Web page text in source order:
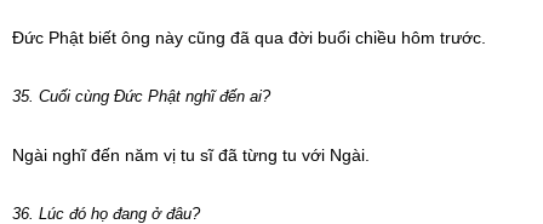
Đức Phật biết ông này cũng đã qua đời buổi chiều hôm trước.
35. Cuối cùng Đức Phật nghĩ đến ai?
Ngài nghĩ đến năm vị tu sĩ đã từng tu với Ngài.
36. Lúc đó họ đang ở đâu?